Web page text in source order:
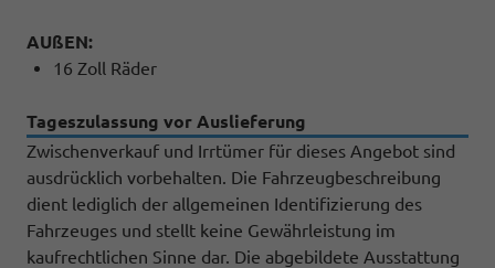
AUßEN:
16 Zoll Räder
Tageszulassung vor Auslieferung
Zwischenverkauf und Irrtümer für dieses Angebot sind
ausdrücklich vorbehalten. Die Fahrzeugbeschreibung
dient lediglich der allgemeinen Identifizierung des
Fahrzeuges und stellt keine Gewährleistung im
kaufrechtlichen Sinne dar. Die abgebildete Ausstattung